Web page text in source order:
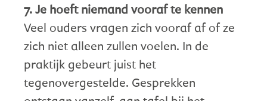
7. Je hoeft niemand vooraf te kennen
Veel ouders vragen zich vooraf af of ze
zich niet alleen zullen voelen. In de
praktijk gebeurt juist het
tegenovergestelde. Gesprekken